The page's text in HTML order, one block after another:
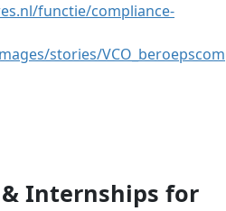
functie/compliance-
stories/
Internships for